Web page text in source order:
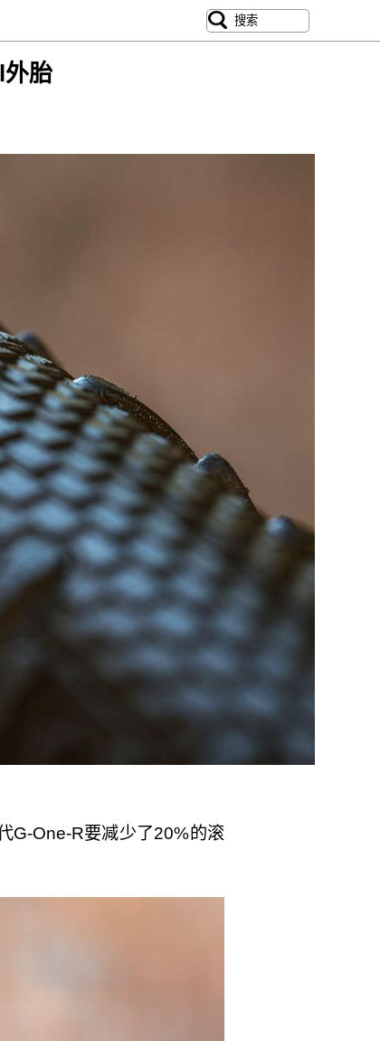
胎
G-One-R要减少了20%的滚